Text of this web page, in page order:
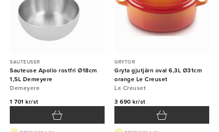
SAUTEUSER
Sauteuse Apollo rostfri Ø18cm
1,5L Demeyere
Demeyere
1 701 kr/st
GRYTOR
Gryta gjutjärn oval 6,3L Ø31cm
orange Le Creuset
Le Creuset
3 690 kr/st